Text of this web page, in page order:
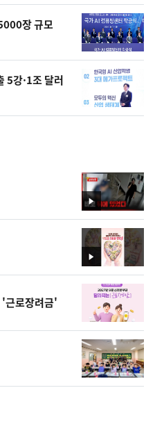
장 규모
5강·1조 달러
영
상
영
상
근로장려금'